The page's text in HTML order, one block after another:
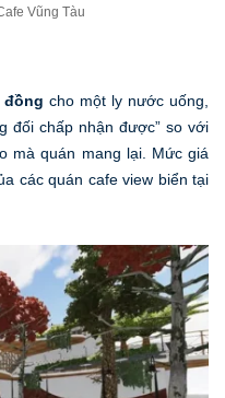
Vũng Tàu
đồng cho một ly nước uống,
đối chấp nhận được” so với
mà quán mang lại. Mức giá
các quán cafe view biển tại